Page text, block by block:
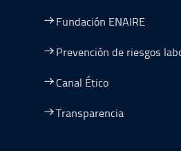
Fundación ENAIRE
Prevención de riesgos
Canal Ético
Transparencia